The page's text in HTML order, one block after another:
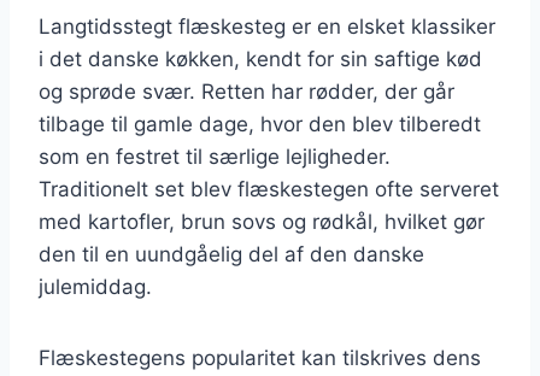
Langtidsstegt flæskesteg er en elsket klassiker
i det danske køkken, kendt for sin saftige kød
og sprøde svær. Retten har rødder, der går
tilbage til gamle dage, hvor den blev tilberedt
som en festret til særlige lejligheder.
Traditionelt set blev flæskestegen ofte serveret
med kartofler, brun sovs og rødkål, hvilket gør
den til en uundgåelig del af den danske
julemiddag.
Flæskestegens popularitet kan tilskrives dens